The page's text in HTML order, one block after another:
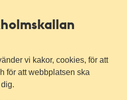
vi kakor, cookies, för att
för att webbplatsen ska